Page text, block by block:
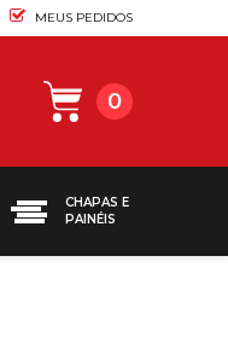
MEUS PEDIDOS
0
CHAPAS E
PAINÉIS